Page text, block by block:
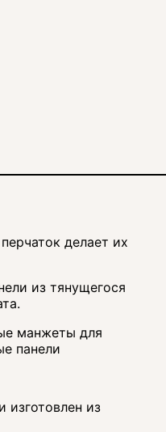
делает их
из тянущегося
манжеты для
панели
изготовлен из